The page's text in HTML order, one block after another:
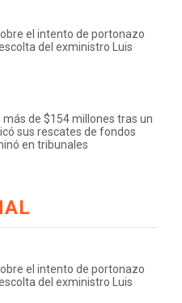
el intento de portonazo
del exministro Luis
más de $154 millones tras un
sus rescates de fondos
en tribunales
el intento de portonazo
del exministro Luis